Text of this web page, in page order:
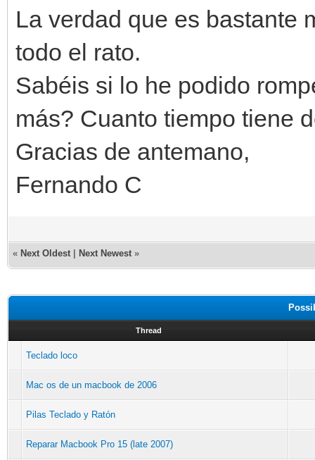
La verdad que es bastante
todo el rato.
Sabéis si lo he podido
más? Cuanto tiempo tiene
Gracias de antemano,
Fernando C
« Next Oldest Next Newest »
Thread
Teclado loco
Mac os de un macbook de 2006
Pilas Teclado y Ratón
Reparar Macbook Pro 15 (late 2007)